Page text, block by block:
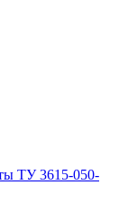
ТУ 3615-050-